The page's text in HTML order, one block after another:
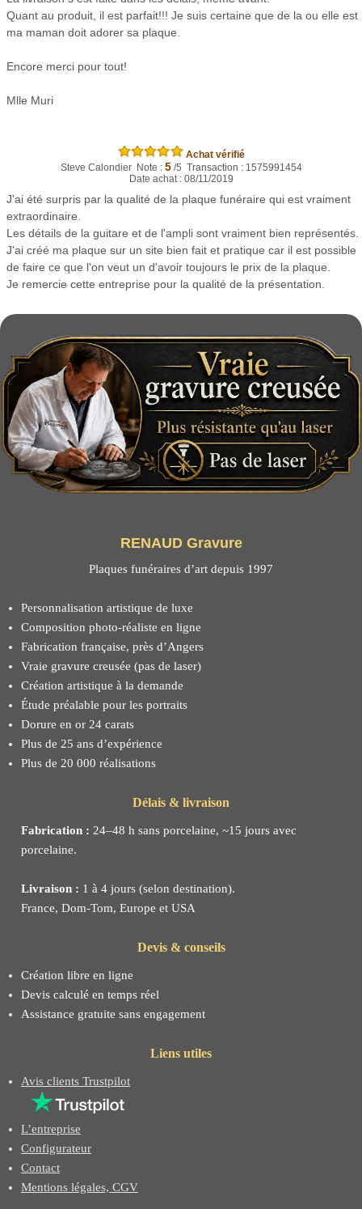
Quant au produit, il est parfait!!! Je suis certaine que de la ou elle est
ma maman doit adorer sa plaque.
Encore merci pour tout!
Mlle Muri
Achat vérifié
Steve Calondier Note : 5/5 Transaction : 1575991454
Date achat : 08/11/2019
J'ai été surpris par la qualité de la plaque funéraire qui est vraiment
extraordinaire.
Les détails de la guitare et de l'ampli sont vraiment bien représentés.
J'ai créé ma plaque sur un site bien fait et pratique car il est possible
de faire ce que l'on veut un d'avoir toujours le prix de la plaque.
Je remercie cette entreprise pour la qualité de la présentation.
RENAUD Gravure
Plaques funéraires d’art depuis 1997
Personnalisation artistique de luxe
Composition photo-réaliste en ligne
Fabrication française, près d’Angers
Vraie gravure creusée (pas de laser)
Création artistique à la demande
Étude préalable pour les portraits
Dorure en or 24 carats
Plus de 25 ans d’expérience
Plus de 20 000 réalisations
Délais & livraison
Fabrication : 24–48 h sans porcelaine, ~15 jours avec
porcelaine.
Livraison : 1 à 4 jours (selon destination).
France, Dom-Tom, Europe et USA
Devis & conseils
Création libre en ligne
Devis calculé en temps réel
Assistance gratuite sans engagement
Liens utiles
Avis clients Trustpilot
L’entreprise
Configurateur
Contact
Mentions légales, CGV